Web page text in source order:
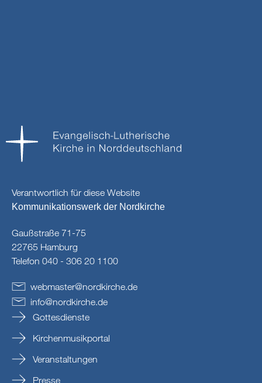
Verantwortlich für diese Website
Kommunikationswerk der Nordkirche
Gaußstraße 71-75
22765 Hamburg
Telefon 040 - 306 20 1100
webmaster@nordkirche.de
info@nordkirche.de
Gottesdienste
Kirchenmusikportal
Veranstaltungen
Presse